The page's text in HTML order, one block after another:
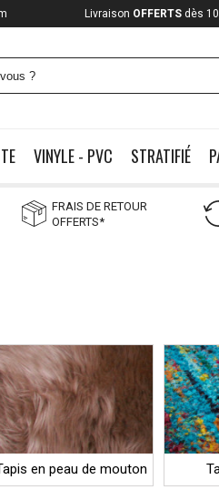
VINYLE - PVC STRATIFIÉ
FRAIS DE RETOUR
OFFERTS*
en peau de mouton
Payez jusqu'à12x